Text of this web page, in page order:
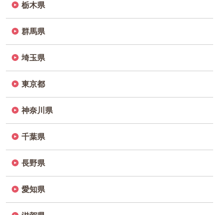
栃木県
群馬県
埼玉県
東京都
神奈川県
千葉県
長野県
愛知県